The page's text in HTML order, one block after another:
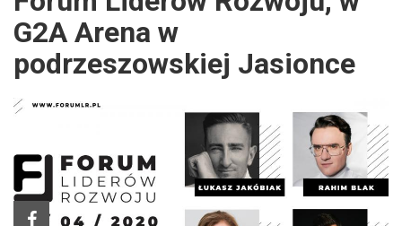
G2A Arena w
podrzeszowskiej Jasionce